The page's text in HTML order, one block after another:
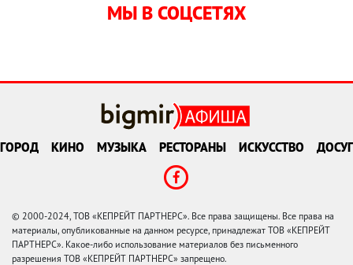
МЫ В СОЦСЕТЯХ
ГОРОД КИНО МУЗЫКА РЕСТОРАНЫ ИСКУССТВО ДОСУГ
© 2000-2024, ТОВ «КЕПРЕЙТ ПАРТНЕРС». Все права защищены. Все права на
материалы, опубликованные на данном ресурсе, принадлежат ТОВ «КЕПРЕЙТ
ПАРТНЕРС». Какое-либо использование материалов без письменного
разрешения ТОВ «КЕПРЕЙТ ПАРТНЕРС» запрещено.